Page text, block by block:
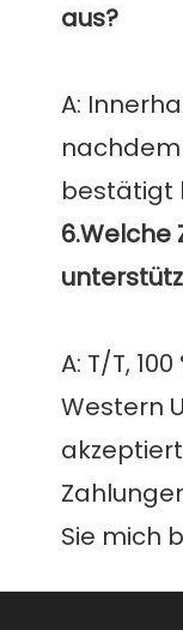
A:
A: T/T,
Western